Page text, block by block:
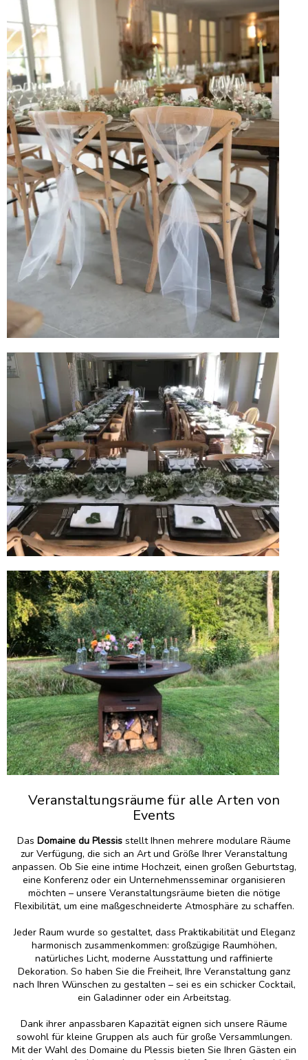
Veranstaltungsräume für alle Arten von
Events
Das Domaine du Plessis stellt Ihnen mehrere modulare Räume
zur Verfügung, die sich an Art und Größe Ihrer Veranstaltung
anpassen. Ob Sie eine intime Hochzeit, einen großen Geburtstag,
eine Konferenz oder ein Unternehmensseminar organisieren
möchten – unsere Veranstaltungsräume bieten die nötige
Flexibilität, um eine maßgeschneiderte Atmosphäre zu schaffen.
Jeder Raum wurde so gestaltet, dass Praktikabilität und Eleganz
harmonisch zusammenkommen: großzügige Raumhöhen,
natürliches Licht, moderne Ausstattung und raffinierte
Dekoration. So haben Sie die Freiheit, Ihre Veranstaltung ganz
nach Ihren Wünschen zu gestalten – sei es ein schicker Cocktail,
ein Galadinner oder ein Arbeitstag.
Dank ihrer anpassbaren Kapazität eignen sich unsere Räume
sowohl für kleine Gruppen als auch für große Versammlungen.
Mit der Wahl des Domaine du Plessis bieten Sie Ihren Gästen ein